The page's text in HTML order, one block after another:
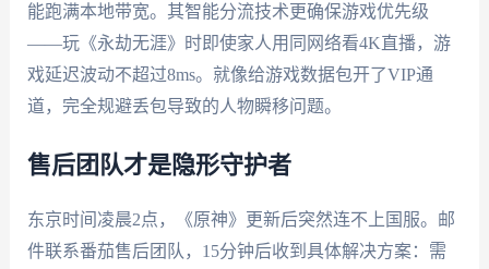
能跑满本地带宽。其智能分流技术更确保游戏优先级
——玩《永劫无涯》时即使家人用同网络看4K直播，游
戏延迟波动不超过8ms。就像给游戏数据包开了VIP通
道，完全规避丢包导致的人物瞬移问题。
售后团队才是隐形守护者
东京时间凌晨2点，《原神》更新后突然连不上国服。邮
件联系番茄售后团队，15分钟后收到具体解决方案：需